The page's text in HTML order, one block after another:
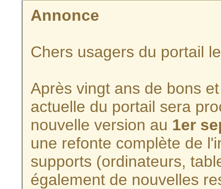
Annonce
Chers usagers du portail
Après vingt ans de bons
actuelle du portail sera
nouvelle version au 1er
une refonte complète de
supports (ordinateurs,
également de nouvelles